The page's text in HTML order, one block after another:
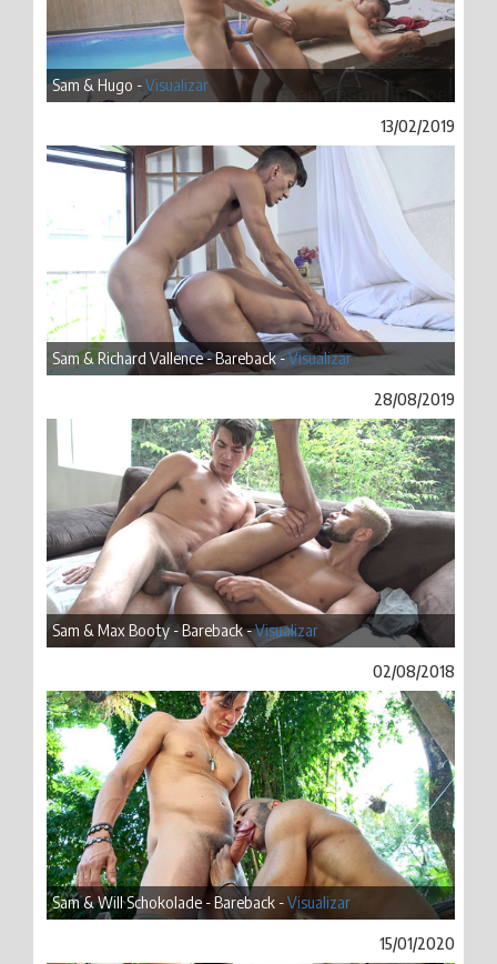
Sam & Hugo -Visualizar
13/02/2019
Sam & Richard Vallence - Bareback -Visualizar
28/08/2019
Sam & Max Booty - Bareback -Visualizar
02/08/2018
Sam & Will Schokolade - Bareback -Visualizar
15/01/2020